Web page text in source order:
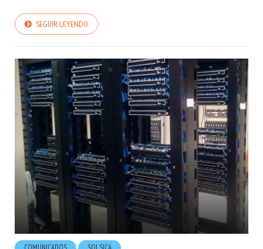
SEGUIR LEYENDO
COMUNICADOS SOLSICA